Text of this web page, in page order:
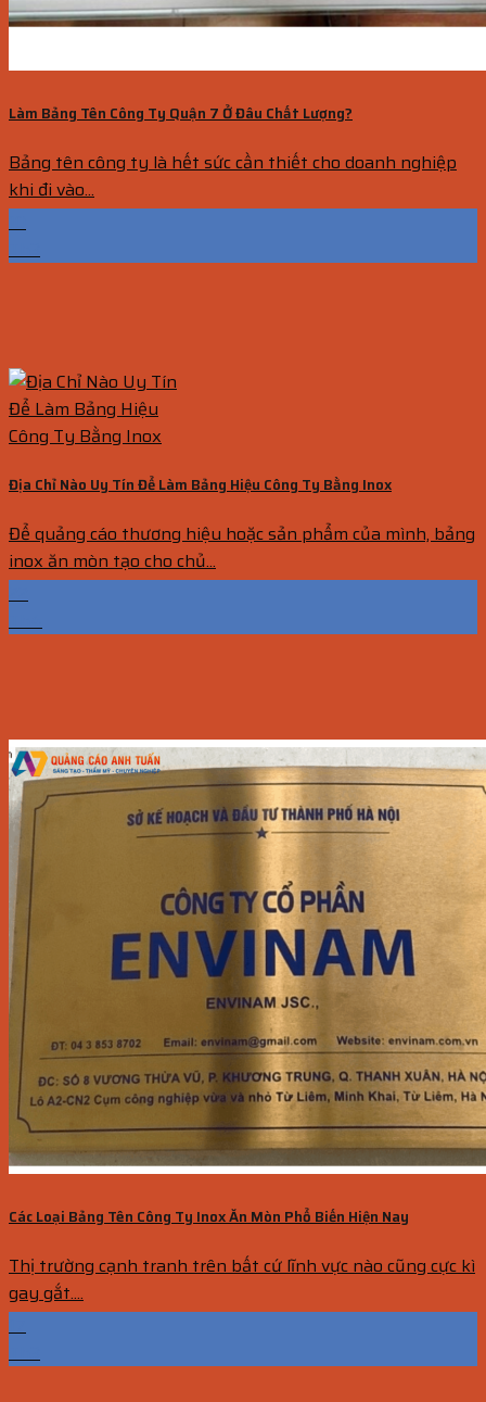
Làm Bảng Tên Công Ty Quận 7 Ở Đâu Chất Lượng?
Bảng tên công ty là hết sức cần thiết cho doanh nghiệp
khi đi vào...
10
Th3
Địa Chỉ Nào Uy Tín Để Làm Bảng Hiệu Công Ty Bằng Inox
Để quảng cáo thương hiệu hoặc sản phẩm của mình, bảng
inox ăn mòn tạo cho chủ...
22
Th4
Các Loại Bảng Tên Công Ty Inox Ăn Mòn Phổ Biến Hiện Nay
Thị trường cạnh tranh trên bất cứ lĩnh vực nào cũng cực kì
gay gắt....
17
Th3